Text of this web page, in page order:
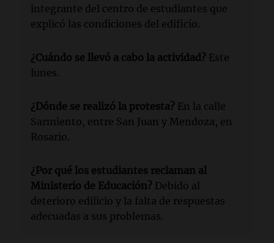
integrante del centro de estudiantes que
explicó las condiciones del edificio.
¿Cuándo se llevó a cabo la actividad? Este
lunes.
¿Dónde se realizó la protesta? En la calle
Sarmiento, entre San Juan y Mendoza, en
Rosario.
¿Por qué los estudiantes reclaman al
Ministerio de Educación? Debido al
deterioro edilicio y la falta de respuestas
adecuadas a sus problemas.